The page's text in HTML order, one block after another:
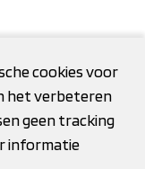
cookies voor
het verbeteren
geen tracking
informatie